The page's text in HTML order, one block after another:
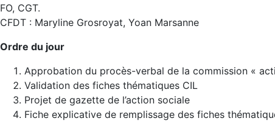
FO, CGT.
CFDT : Maryline Grosroyat, Yoan Marsanne
Ordre du jour
Approbation du procès-verbal de la commission «
Validation des fiches thématiques CIL
Projet de gazette de l’action sociale
Fiche explicative de remplissage des fiches